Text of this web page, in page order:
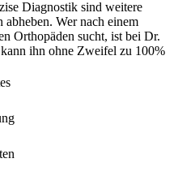
Diagnostik sind weitere
Wer nach einem
Orthopäden sucht, ist bei Dr.
ihn ohne Zweifel zu 100%